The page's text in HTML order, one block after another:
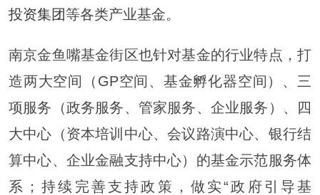
投资集团等各类产业基金。
南京金鱼嘴基金街区也针对基金的行业特点，打
造两大空间（GP空间、基金孵化器空间）、三
项服务（政务服务、管家服务、企业服务）、四
大中心（资本培训中心、会议路演中心、银行结
算中心、企业金融支持中心）的基金示范服务体
系；持续完善支持政策，做实“政府引导基